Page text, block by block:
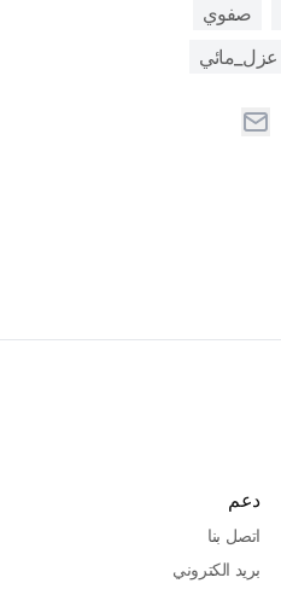
صفوي
عزل_مائي
دعم
اتصل بنا
بريد الكتروني